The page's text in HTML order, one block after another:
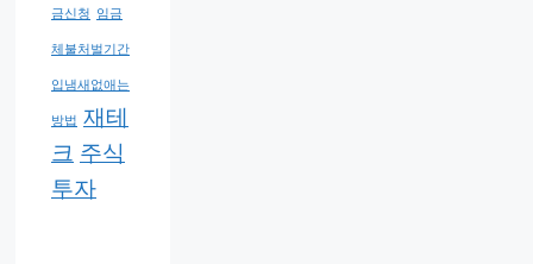
금신청 임금
체불처벌기간
입냄새없애는
방법 재테
크 주식
투자